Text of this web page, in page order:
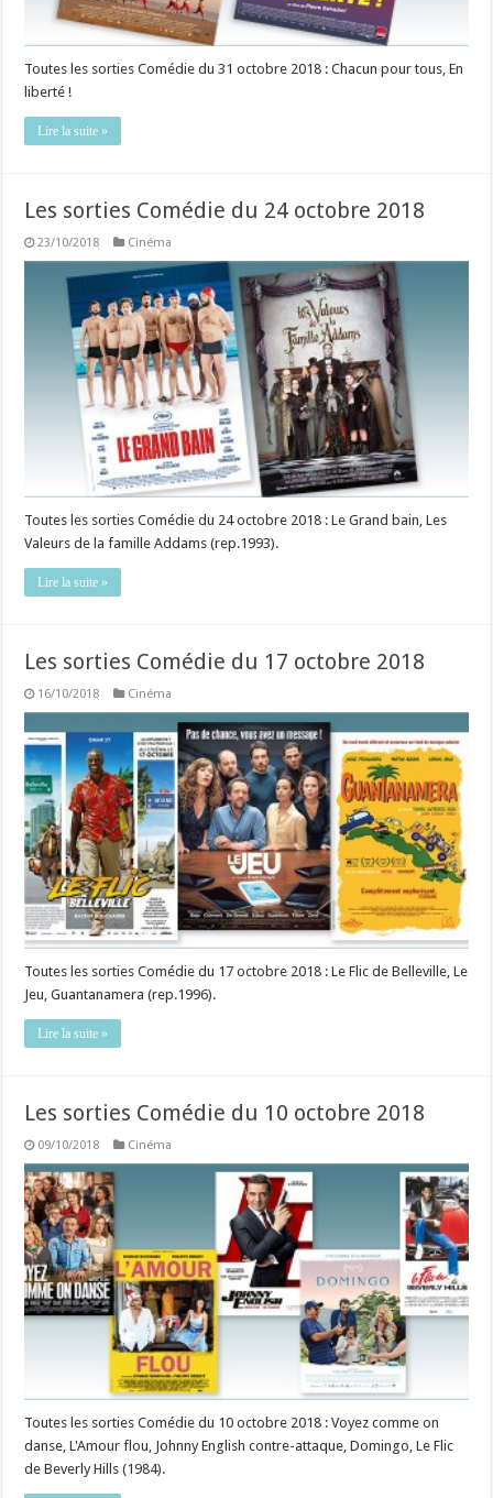
Toutes les sorties Comédie du 31 octobre 2018 : Chacun pour tous, En
liberté !
Lire la suite »
Les sorties Comédie du 24 octobre 2018
23/10/2018 Cinéma
Toutes les sorties Comédie du 24 octobre 2018 : Le Grand bain, Les
Valeurs de la famille Addams (rep.1993).
Lire la suite »
Les sorties Comédie du 17 octobre 2018
16/10/2018 Cinéma
Toutes les sorties Comédie du 17 octobre 2018 : Le Flic de Belleville, Le
Jeu, Guantanamera (rep.1996).
Lire la suite »
Les sorties Comédie du 10 octobre 2018
09/10/2018 Cinéma
Toutes les sorties Comédie du 10 octobre 2018 : Voyez comme on
danse, L'Amour flou, Johnny English contre-attaque, Domingo, Le Flic
de Beverly Hills (1984).